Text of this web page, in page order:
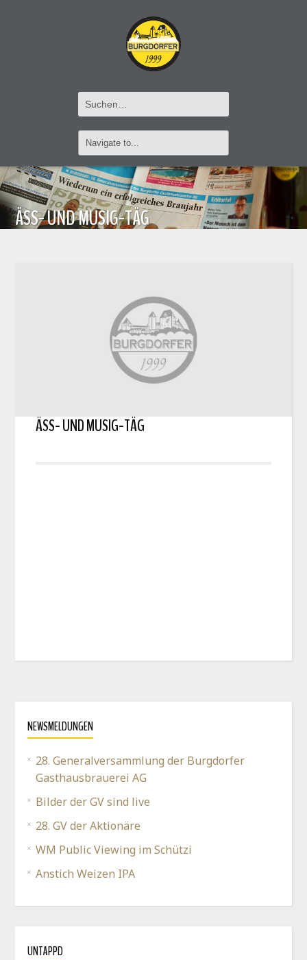
ÄSS- UND MUSIG-TÄG
ÄSS- UND MUSIG-TÄG
NEWSMELDUNGEN
28. Generalversammlung der Burgdorfer
Gasthausbrauerei AG
Bilder der GV sind live
28. GV der Aktionäre
WM Public Viewing im Schützi
Anstich Weizen IPA
UNTAPPD